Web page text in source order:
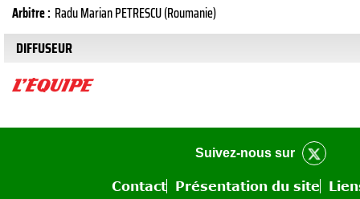
Arbitre : Radu Marian PETRESCU (Roumanie)
DIFFUSEUR
Suivez-nous sur
Contact Présentation du site